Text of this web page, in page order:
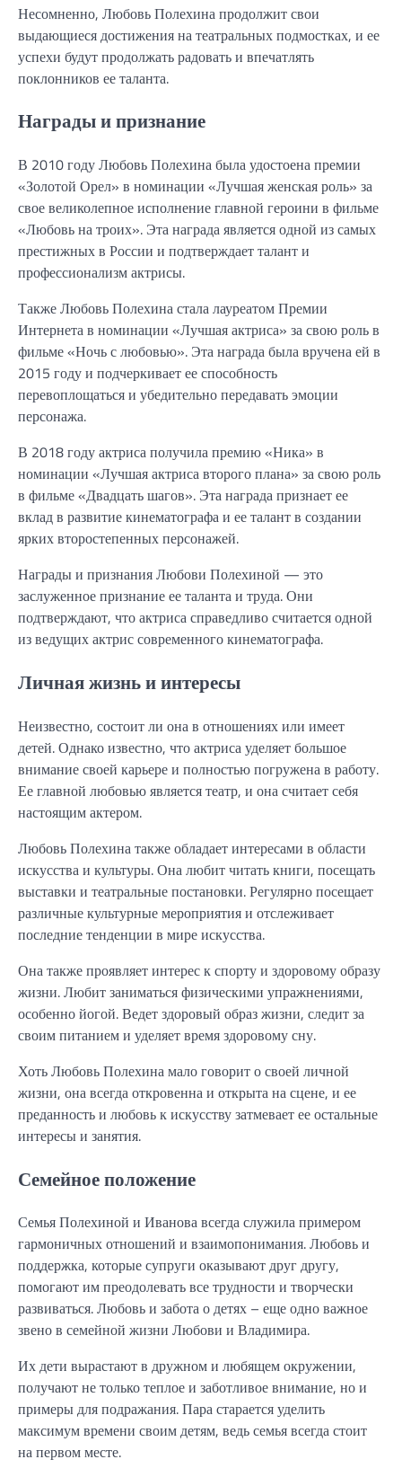
Несомненно, Любовь Полехина продолжит свои
выдающиеся достижения на театральных подмостках, и ее
успехи будут продолжать радовать и впечатлять
поклонников ее таланта.
Награды и признание
В 2010 году Любовь Полехина была удостоена премии
«Золотой Орел» в номинации «Лучшая женская роль» за
свое великолепное исполнение главной героини в фильме
«Любовь на троих». Эта награда является одной из самых
престижных в России и подтверждает талант и
профессионализм актрисы.
Также Любовь Полехина стала лауреатом Премии
Интернета в номинации «Лучшая актриса» за свою роль в
фильме «Ночь с любовью». Эта награда была вручена ей в
2015 году и подчеркивает ее способность
перевоплощаться и убедительно передавать эмоции
персонажа.
В 2018 году актриса получила премию «Ника» в
номинации «Лучшая актриса второго плана» за свою роль
в фильме «Двадцать шагов». Эта награда признает ее
вклад в развитие кинематографа и ее талант в создании
ярких второстепенных персонажей.
Награды и признания Любови Полехиной — это
заслуженное признание ее таланта и труда. Они
подтверждают, что актриса справедливо считается одной
из ведущих актрис современного кинематографа.
Личная жизнь и интересы
Неизвестно, состоит ли она в отношениях или имеет
детей. Однако известно, что актриса уделяет большое
внимание своей карьере и полностью погружена в работу.
Ее главной любовью является театр, и она считает себя
настоящим актером.
Любовь Полехина также обладает интересами в области
искусства и культуры. Она любит читать книги, посещать
выставки и театральные постановки. Регулярно посещает
различные культурные мероприятия и отслеживает
последние тенденции в мире искусства.
Она также проявляет интерес к спорту и здоровому образу
жизни. Любит заниматься физическими упражнениями,
особенно йогой. Ведет здоровый образ жизни, следит за
своим питанием и уделяет время здоровому сну.
Хоть Любовь Полехина мало говорит о своей личной
жизни, она всегда откровенна и открыта на сцене, и ее
преданность и любовь к искусству затмевает ее остальные
интересы и занятия.
Семейное положение
Семья Полехиной и Иванова всегда служила примером
гармоничных отношений и взаимопонимания. Любовь и
поддержка, которые супруги оказывают друг другу,
помогают им преодолевать все трудности и творчески
развиваться. Любовь и забота о детях – еще одно важное
звено в семейной жизни Любови и Владимира.
Их дети вырастают в дружном и любящем окружении,
получают не только теплое и заботливое внимание, но и
примеры для подражания. Пара старается уделить
максимум времени своим детям, ведь семья всегда стоит
на первом месте.